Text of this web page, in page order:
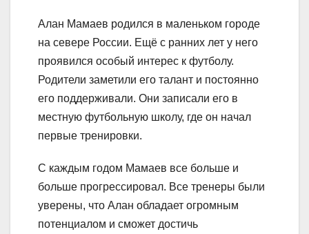
Алан Мамаев родился в маленьком городе
на севере России. Ещё с ранних лет у него
проявился особый интерес к футболу.
Родители заметили его талант и постоянно
его поддерживали. Они записали его в
местную футбольную школу, где он начал
первые тренировки.
С каждым годом Мамаев все больше и
больше прогрессировал. Все тренеры были
уверены, что Алан обладает огромным
потенциалом и сможет достичь